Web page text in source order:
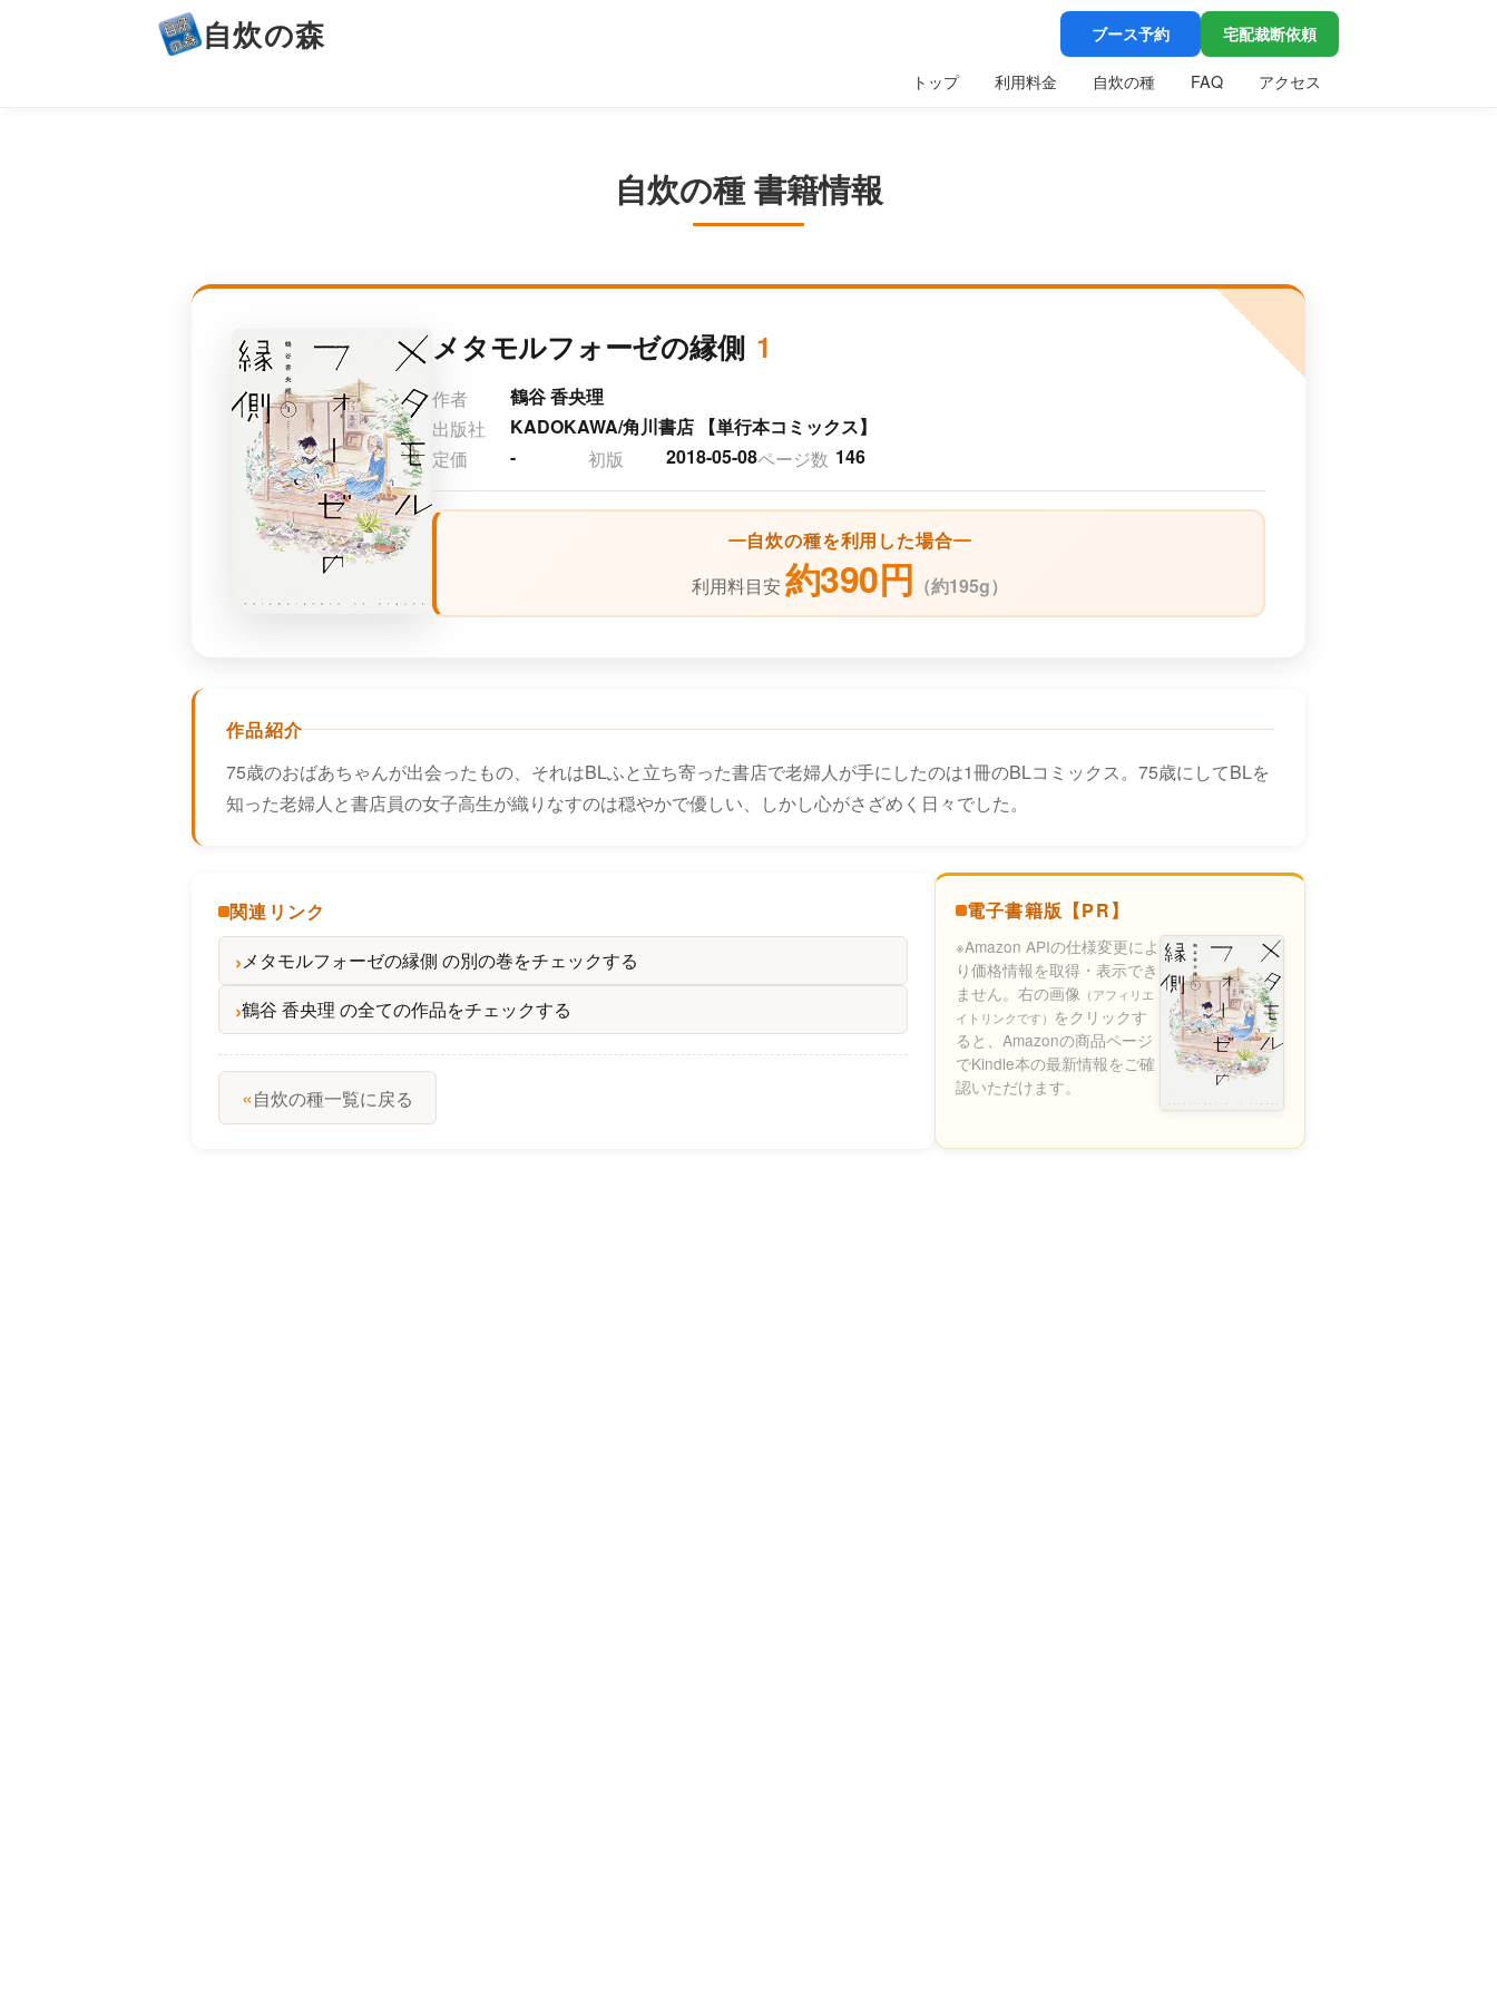
自炊の森 ブース予約 宅配裁断依頼
トップ 利用料金 自炊の種 FAQ アクセス
自炊の種 書籍情報
メタモルフォーゼの縁側 1
作者
鶴谷 香央理
出版社
KADOKAWA/角川書店 【単行本コミックス】
定価
- 初版 2018-05-08ページ数 146
自炊の種を利用した場合
利用料目安約390円 （約195g）
作品紹介
75歳のおばあちゃんが出会ったもの、それはBLふと立ち寄った書店で老婦人が手にしたのは1冊のBLコミックス。75歳にしてBLを
知った老婦人と書店員の女子高生が織りなすのは穏やかで優しい、しかし心がさざめく日々でした。
関連リンク
メタモルフォーゼの縁側 の別の巻をチェックする
鶴谷 香央理 の全ての作品をチェックする
«自炊の種一覧に戻る
電子書籍版【PR】
※Amazon APIの仕様変更によ
り価格情報を取得・表示でき
ません。右の画像 （アフィリエ
イトリンクです） をクリックす
ると、Amazonの商品ページ
でKindle本の最新情報をご確
認いただけます。